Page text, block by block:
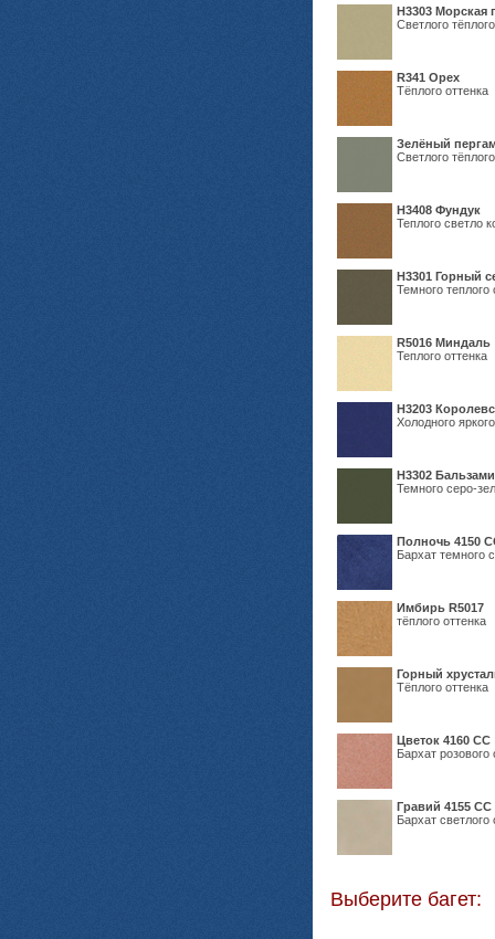
H3303 Морская
Светлого
R341 Орех
Тёплого оттенка
Зелёный
Светлого
Н3408 Фундук
Теплого светло
Н3301 Горный
Темного теплого
R5016 Миндаль
Теплого оттенка
Н3203
Холодного
Н3302
Темного серо-
Полночь 4150
Бархат темного
Имбирь R5017
тёплого оттенка
Горный
Тёплого оттенка
Цветок 4160 СС
Бархат розового
Гравий 4155 СС
Бархат светлого
Выберите багет: